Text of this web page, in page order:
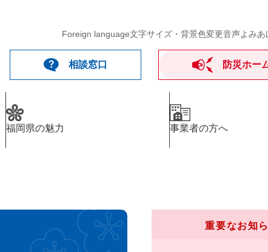
Foreign language文字サイズ・背景色変更音声よみあ
相談窓口 防災ホー
福岡県の魅力 事業者の方へ
重要なお知